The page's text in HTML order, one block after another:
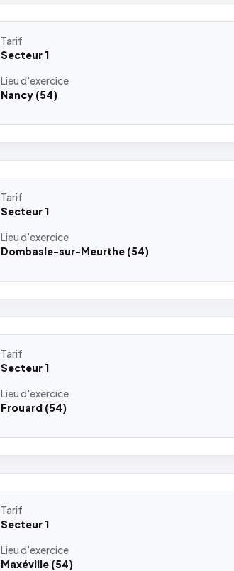
Tarif
Secteur 1
Lieud'exercice
Nancy (54)
Tarif
Secteur 1
Lieud'exercice
Dombasle-sur-Meurthe (54)
Tarif
Secteur 1
Lieud'exercice
Frouard (54)
Tarif
Secteur 1
Lieud'exercice
Maxéville (54)